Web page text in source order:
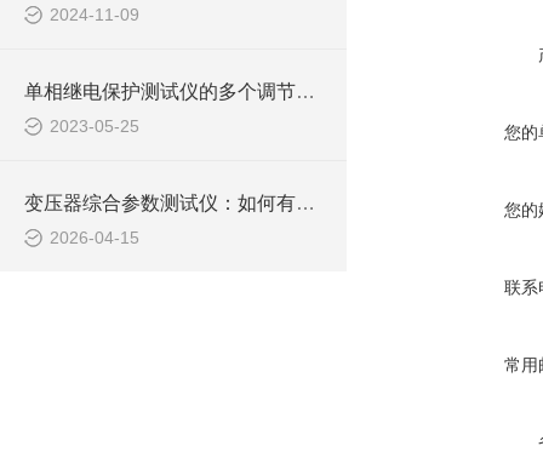
2024-11-09
单相继电保护测试仪的多个调节项目说明
2023-05-25
变压器综合参数测试仪：如何有效提升电力设备检测效率
2026-04-15
您的
您的
联系
常用